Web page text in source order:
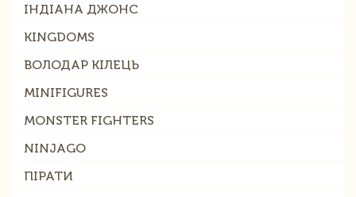
ІНДІАНА ДЖОНС
KINGDOMS
ВОЛОДАР КІЛЕЦЬ
MINIFIGURES
MONSTER FIGHTERS
NINJAGO
ПІРАТИ